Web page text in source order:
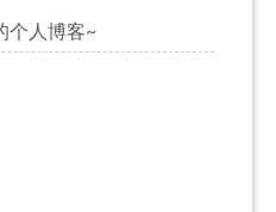
个人博客~